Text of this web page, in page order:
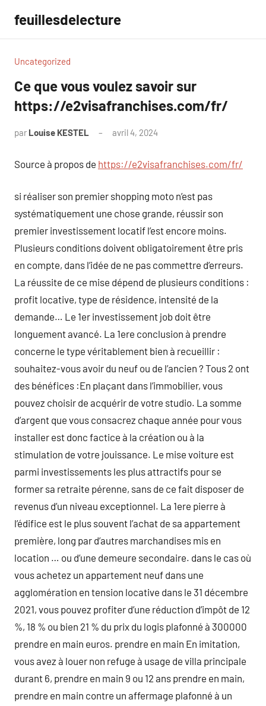
contenu
feuillesdelecture
Uncategorized
Ce que vous voulez savoir sur
https://e2visafranchises.com/fr/
par Louise KESTEL avril 4, 2024
Source à propos de https://e2visafranchises.com/fr/
si réaliser son premier shopping moto n’est pas
systématiquement une chose grande, réussir son
premier investissement locatif l’est encore moins.
Plusieurs conditions doivent obligatoirement être pris
en compte, dans l’idée de ne pas commettre d’erreurs.
La réussite de ce mise dépend de plusieurs conditions :
profit locative, type de résidence, intensité de la
demande… Le 1er investissement job doit être
longuement avancé. La 1ere conclusion à prendre
concerne le type véritablement bien à recueillir :
souhaitez-vous avoir du neuf ou de l’ancien ? Tous 2 ont
des bénéfices :En plaçant dans l’immobilier, vous
pouvez choisir de acquérir de votre studio. La somme
d’argent que vous consacrez chaque année pour vous
installer est donc factice à la création ou à la
stimulation de votre jouissance. Le mise voiture est
parmi investissements les plus attractifs pour se
former sa retraite pérenne, sans de ce fait disposer de
revenus d’un niveau exceptionnel. La 1ere pierre à
l’édifice est le plus souvent l’achat de sa appartement
première, long par d’autres marchandises mis en
location … ou d’une demeure secondaire. dans le cas où
vous achetez un appartement neuf dans une
agglomération en tension locative dans le 31 décembre
2021, vous pouvez profiter d’une réduction d’impôt de 12
%, 18 % ou bien 21 % du prix du logis plafonné à 300000
prendre en main euros. prendre en main En imitation,
vous avez à louer non refuge à usage de villa principale
durant 6, prendre en main 9 ou 12 ans prendre en main,
prendre en main contre un affermage plafonné à un